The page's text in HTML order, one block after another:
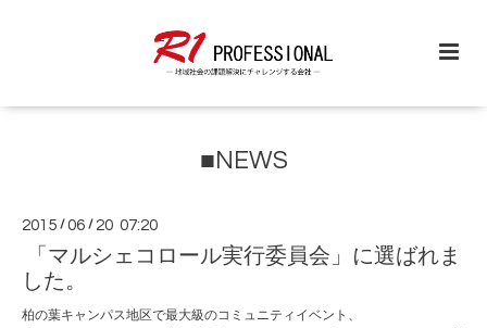
■NEWS
2015 /06 / 20 07:20
「マルシェコロール実行委員会」に選ばれま
した。
柏の葉キャンパス地区で最大級のコミュニティイベント、